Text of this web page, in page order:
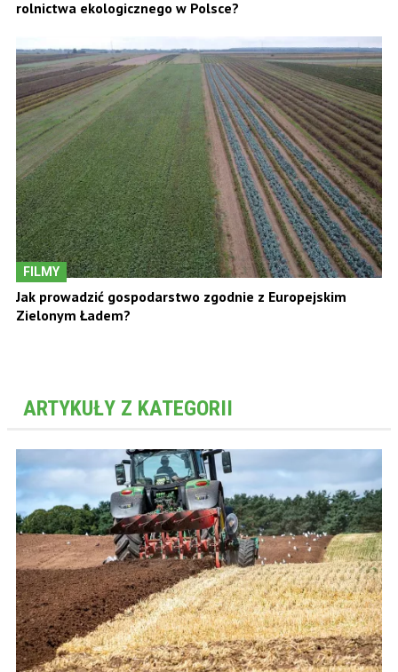
rolnictwa ekologicznego w Polsce?
FILMY
Jak prowadzić gospodarstwo zgodnie z Europejskim
Zielonym Ładem?
ARTYKUŁY Z KATEGORII